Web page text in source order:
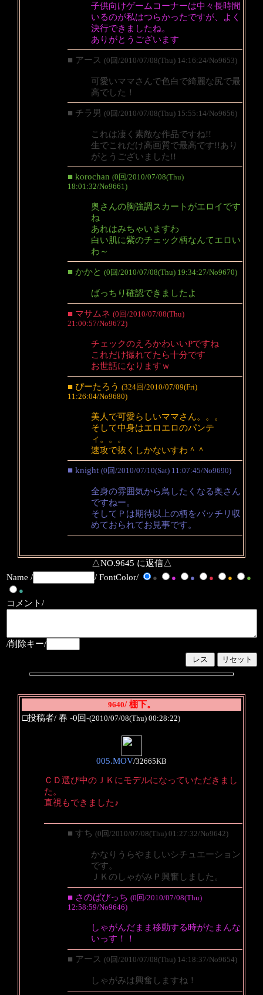
子供向けゲームコーナーは中々長時間
いるのが私はつらかったですが、よく
決行できましたね。
ありがとうございます
■ アース (0回/2010/07/08(Thu) 14:16:24/No9653)
可愛いママさんで色白で綺麗な尻で最
高でした！
■ チラ男 (0回/2010/07/08(Thu) 15:55:14/No9656)
これは凄く素敵な作品ですね!!
生でこれだけ高画質で最高です!!あり
がとうございました!!
■ korochan (0回/2010/07/08(Thu)
18:01:32/No9661)
奥さんの胸強調スカートがエロイです
ね
あれはみちゃいますわ
白い肌に紫のチェック柄なんてエロい
わ～
■ かかと (0回/2010/07/08(Thu) 19:34:27/No9670)
ばっちり確認できましたよ
■ マサムネ (0回/2010/07/08(Thu)
21:00:57/No9672)
チェックのえろかわいいPですね
これだけ撮れてたら十分です
お世話になりますｗ
■ ぴーたろう (324回/2010/07/09(Fri)
11:26:04/No9680)
美人で可愛らしいママさん。。。
そして中身はエロエロのパンテ
ィ。。。
速攻で抜くしかないすわ＾＾
■ knight (0回/2010/07/10(Sat) 11:07:45/No9690)
全身の雰囲気から鳥したくなる奥さん
ですねー。
そしてＰは期待以上の柄をバッチリ収
めておられてお見事です。
△NO.9645 に返信△
Name /
/ FontColor/ ● ● ● ● ●
●
●
コメント/
/削除キー/
9640/ 棚下。
□投稿者/ 春 -0回-(2010/07/08(Thu) 00:28:22)
005.MOV/32665KB
ＣＤ選び中のＪＫにモデルになっていただきまし
た。
直視もできました♪
■ すち (0回/2010/07/08(Thu) 01:27:32/No9642)
かなりうらやましいシチュエーション
です。
ＪＫのしゃがみＰ興奮しました。
■ さのばびっち (0回/2010/07/08(Thu)
12:58:59/No9646)
しゃがんだまま移動する時がたまんな
いっす！！
■ アース (0回/2010/07/08(Thu) 14:18:37/No9654)
しゃがみは興奮しますね！